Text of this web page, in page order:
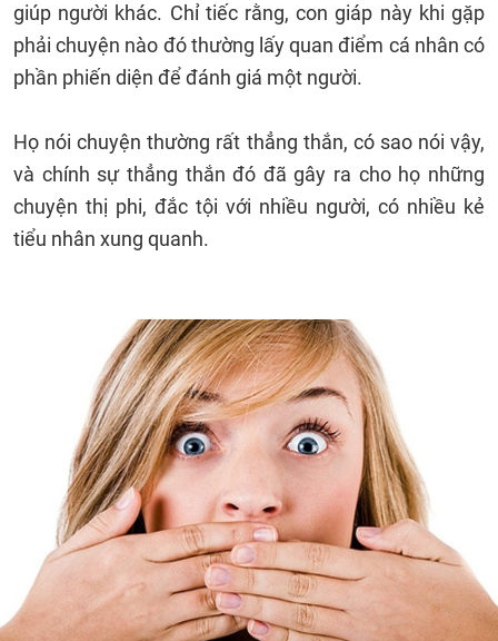
giúp người khác. Chỉ tiếc rằng, con giáp này khi gặp
phải chuyện nào đó thường lấy quan điểm cá nhân có
phần phiến diện để đánh giá một người.
Họ nói chuyện thường rất thẳng thắn, có sao nói vậy,
và chính sự thẳng thắn đó đã gây ra cho họ những
chuyện thị phi, đắc tội với nhiều người, có nhiều kẻ
tiểu nhân xung quanh.